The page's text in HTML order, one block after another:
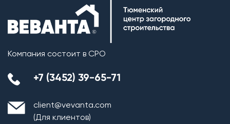
Возведение внутренних перегородок
Компания состоит в СРО
+7 (3452) 39-65-71
client@vevanta.com
(Для клиентов)